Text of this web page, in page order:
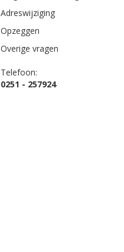
Adreswijziging
Opzeggen
Overige vragen
Telefoon:
0251 - 257924